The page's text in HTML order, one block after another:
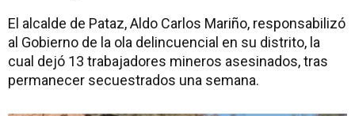
El alcalde de Pataz, Aldo Carlos Mariño, responsabilizó
al Gobierno de la ola delincuencial en su distrito, la
cual dejó 13 trabajadores mineros asesinados, tras
permanecer secuestrados una semana.